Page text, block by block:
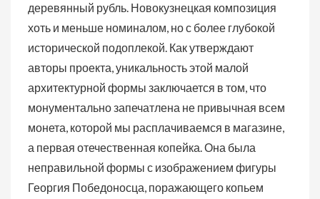
деревянный рубль. Новокузнецкая композиция
хоть и меньше номиналом, но с более глубокой
исторической подоплекой. Как утверждают
авторы проекта, уникальность этой малой
архитектурной формы заключается в том, что
монументально запечатлена не привычная всем
монета, которой мы расплачиваемся в магазине,
а первая отечественная копейка. Она была
неправильной формы с изображением фигуры
Георгия Победоносца, поражающего копьем